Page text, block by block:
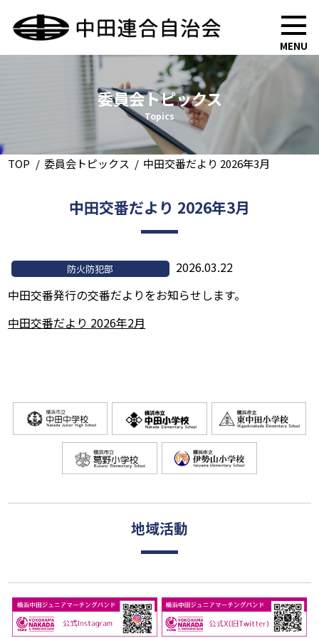
MENU
委員会トピックス
Topics
TOP 委員会トピックス 中田交番だより 2026年3月
中田交番だより 2026年3月
防火防犯部
2026.03.22
中田交番発行の交番だよりをお知らせします。
中田交番だより 2026年2月
地域活動